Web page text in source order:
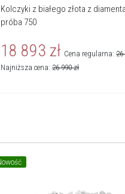
Kolczyki z białego złota z
próba 750
18 893 zł Cena regularna: 26
Najniższa cena: 26 990 zł